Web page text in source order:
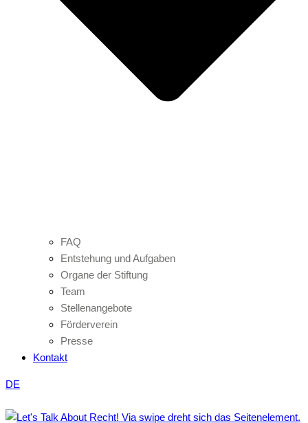
FAQ
Entstehung und Aufgaben
Organe der Stiftung
Team
Stellenangebote
Förderverein
Presse
Kontakt
DE